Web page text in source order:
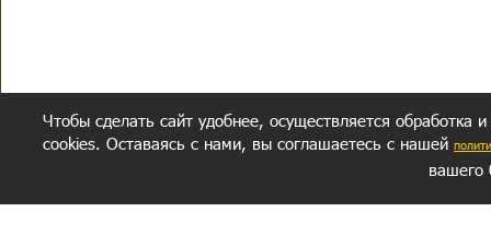
Чтобы сделать сайт удобнее, осуществляется обработка
cookies. Оставаясь с нами, вы соглашаетесь с нашей
вашего